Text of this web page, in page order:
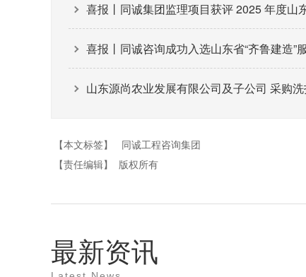
喜报丨同诚集团监理项目获评 2025 年度山
喜报丨同诚咨询成功入选山东省“齐鲁建造”
山东源尚农业发展有限公司及子公司 采购
【本文标签】
同诚工程咨询集团
【责任编辑】
版权所有
最新资讯